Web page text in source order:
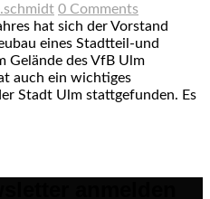
0 Comments
hat sich der Vorstand
eines Stadtteil-und
Gelände des VfB Ulm
auch ein wichtiges
Stadt Ulm stattgefunden. Es